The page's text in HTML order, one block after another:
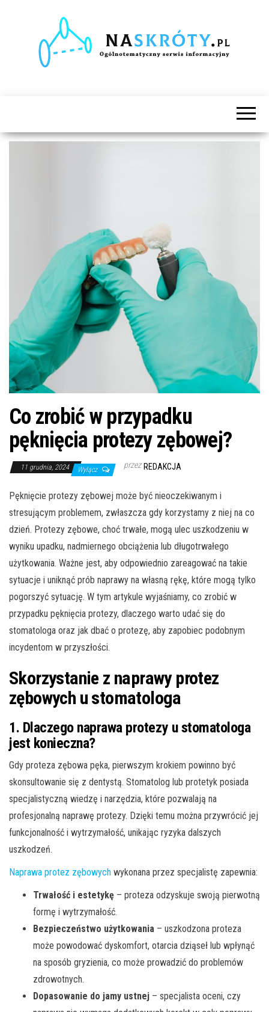
Co zrobić w przypadku
pęknięcia protezy zębowej?
11 grudnia, 2024 Wyłącz przez REDAKCJA
Pęknięcie protezy zębowej może być nieoczekiwanym i
stresującym problemem, zwłaszcza gdy korzystamy z niej na co
dzień. Protezy zębowe, choć trwałe, mogą ulec uszkodzeniu w
wyniku upadku, nadmiernego obciążenia lub długotrwałego
użytkowania. Ważne jest, aby odpowiednio zareagować na takie
sytuacje i uniknąć prób naprawy na własną rękę, które mogą tylko
pogorszyć sytuację. W tym artykule wyjaśniamy, co zrobić w
przypadku pęknięcia protezy, dlaczego warto udać się do
stomatologa oraz jak dbać o protezę, aby zapobiec podobnym
incydentom w przyszłości.
Skorzystanie z naprawy protez
zębowych u stomatologa
1. Dlaczego naprawa protezy u stomatologa
jest konieczna?
Gdy proteza zębowa pęka, pierwszym krokiem powinno być
skonsultowanie się z dentystą. Stomatolog lub protetyk posiada
specjalistyczną wiedzę i narzędzia, które pozwalają na
profesjonalną naprawę protezy. Dzięki temu można przywrócić jej
funkcjonalność i wytrzymałość, unikając ryzyka dalszych
uszkodzeń.
Naprawa protez zębowych wykonana przez specjalistę zapewnia:
Trwałość i estetykę – proteza odzyskuje swoją pierwotną
formę i wytrzymałość.
Bezpieczeństwo użytkowania – uszkodzona proteza
może powodować dyskomfort, otarcia dziąseł lub wpłynąć
na sposób gryzienia, co może prowadzić do problemów
zdrowotnych.
Dopasowanie do jamy ustnej – specjalista oceni, czy